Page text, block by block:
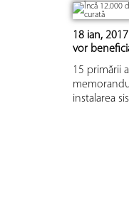
18 ian,
vor
15 primării
instalarea